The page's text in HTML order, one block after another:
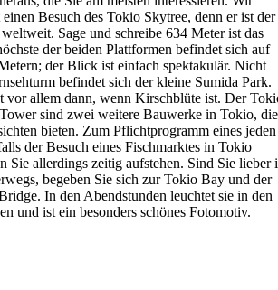
Besuch des Tokio Skytree, denn er ist der
Sage und schreibe 634 Meter ist das
der beiden Plattformen befindet sich auf
der Blick ist einfach spektakulär. Nicht
befindet sich der kleine Sumida Park.
vor allem dann, wenn Kirschblüte ist. Der
sind zwei weitere Bauwerke in Tokio, die
bieten. Zum Pflichtprogramm eines jeden
der Besuch eines Fischmarktes in Tokio
Sie allerdings zeitig aufstehen. Sind Sie lieber
begeben Sie sich zur Tokio Bay und der
In den Abendstunden leuchtet sie in den
und ist ein besonders schönes Fotomotiv.